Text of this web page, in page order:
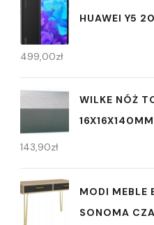
HUAWEI Y5
499,00zł
WILKE NÓŻ
143,90zł
MODI MEBLE
SONOMA